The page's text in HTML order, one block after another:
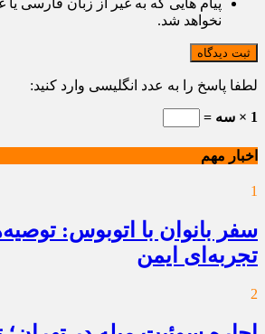
پیام هایی که به غیر از زبان فارسی
نخواهد شد.
ثبت دیدگاه
لطفا پاسخ را به عدد انگلیسی وارد کنید:
1 × سه =
اخبار مهم
1
سفر بانوان با اتوبوس:
تجربه‌ای ایمن
2